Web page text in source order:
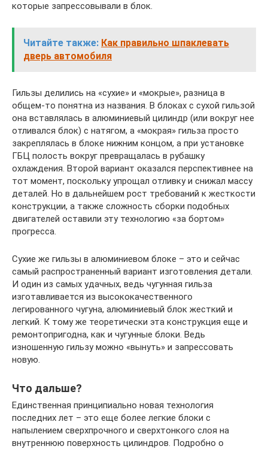
которые запрессовывали в блок.
Читайте также: Как правильно шпаклевать
дверь автомобиля
Гильзы делились на «сухие» и «мокрые», разница в
общем-то понятна из названия. В блоках с сухой гильзой
она вставлялась в алюминиевый цилиндр (или вокруг нее
отливался блок) с натягом, а «мокрая» гильза просто
закреплялась в блоке нижним концом, а при установке
ГБЦ полость вокруг превращалась в рубашку
охлаждения. Второй вариант оказался перспективнее на
тот момент, поскольку упрощал отливку и снижал массу
деталей. Но в дальнейшем рост требований к жесткости
конструкции, а также сложность сборки подобных
двигателей оставили эту технологию «за бортом»
прогресса.
Сухие же гильзы в алюминиевом блоке – это и сейчас
самый распространенный вариант изготовления детали.
И один из самых удачных, ведь чугунная гильза
изготавливается из высококачественного
легированного чугуна, алюминиевый блок жесткий и
легкий. К тому же теоретически эта конструкция еще и
ремонтопригодна, как и чугунные блоки. Ведь
изношенную гильзу можно «вынуть» и запрессовать
новую.
Что дальше?
Единственная принципиально новая технология
последних лет – это еще более легкие блоки с
напылением сверхпрочного и сверхтонкого слоя на
внутреннюю поверхность цилиндров. Подробно о